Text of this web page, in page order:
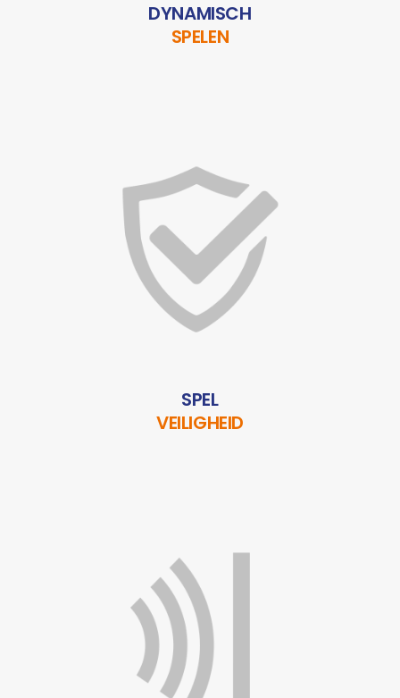
DYNAMISCH
SPELEN
SPEL
VEILIGHEID